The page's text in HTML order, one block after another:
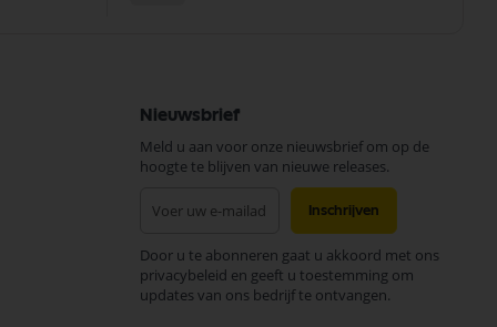
Nieuwsbrief
Meld u aan voor onze nieuwsbrief om op de
hoogte te blijven van nieuwe releases.
onze
nieuwsbrief
Inschrijven
Door u te abonneren gaat u akkoord met ons
privacybeleid en geeft u toestemming om
updates van ons bedrijf te ontvangen.